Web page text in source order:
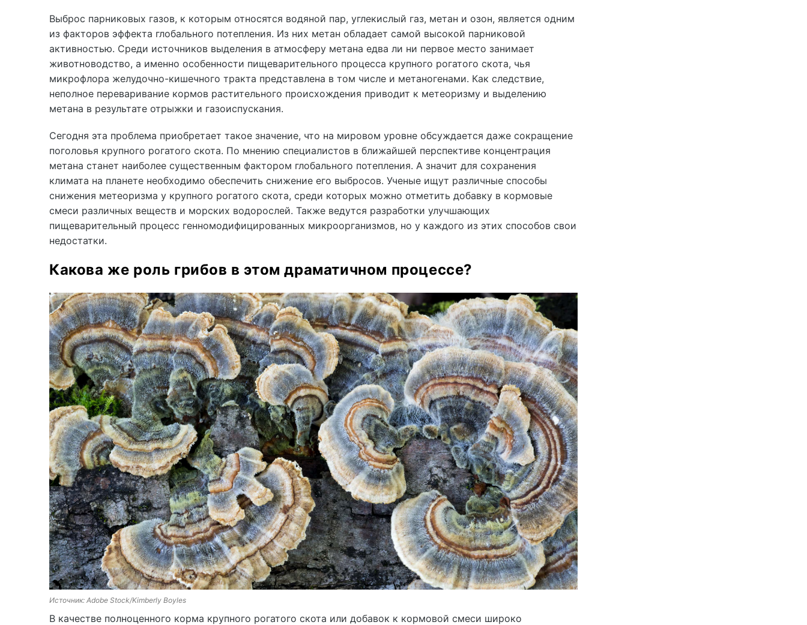
Выброс парниковых газов, к которым относятся водяной пар, углекислый газ, метан и озон, является одним
из факторов эффекта глобального потепления. Из них метан обладает самой высокой парниковой
активностью. Среди источников выделения в атмосферу метана едва ли ни первое место занимает
животноводство, а именно особенности пищеварительного процесса крупного рогатого скота, чья
микрофлора желудочно-кишечного тракта представлена в том числе и метаногенами. Как следствие,
неполное переваривание кормов растительного происхождения приводит к метеоризму и выделению
метана в результате отрыжки и газоиспускания.
Сегодня эта проблема приобретает такое значение, что на мировом уровне обсуждается даже сокращение
поголовья крупного рогатого скота. По мнению специалистов в ближайшей перспективе концентрация
метана станет наиболее существенным фактором глобального потепления. А значит для сохранения
климата на планете необходимо обеспечить снижение его выбросов. Ученые ищут различные способы
снижения метеоризма у крупного рогатого скота, среди которых можно отметить добавку в кормовые
смеси различных веществ и морских водорослей. Также ведутся разработки улучшающих
пищеварительный процесс генномодифицированных микроорганизмов, но у каждого из этих способов свои
недостатки.
Какова же роль грибов в этом драматичном процессе?
Источник: Adobe Stock/Kimberly Boyles
В качестве полноценного корма крупного рогатого скота или добавок к кормовой смеси широко